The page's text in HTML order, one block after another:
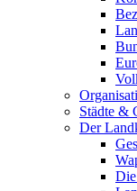
Städte &
Der
Die